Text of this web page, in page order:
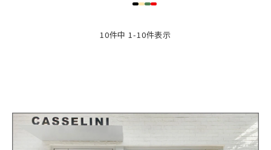
10件中 1-10件表示